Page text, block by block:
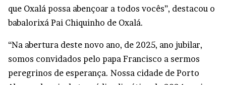
que Oxalá possa abençoar a todos vocês”, destacou o
babalorixá Pai Chiquinho de Oxalá.
“Na abertura deste novo ano, de 2025, ano jubilar,
somos convidados pelo papa Francisco a sermos
peregrinos de esperança. Nossa cidade de Porto